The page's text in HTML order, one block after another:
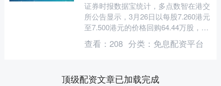
证券时报数据宝统计，多点数智在港交
所公告显示，3月26日以每股7.260港元
至7.500港元的价格回购64.44万股，回
购金额达475.55万港元。该股当日收
盘....
查看： 208 分类： 免息配资平台
顶级配资文章已加载完成